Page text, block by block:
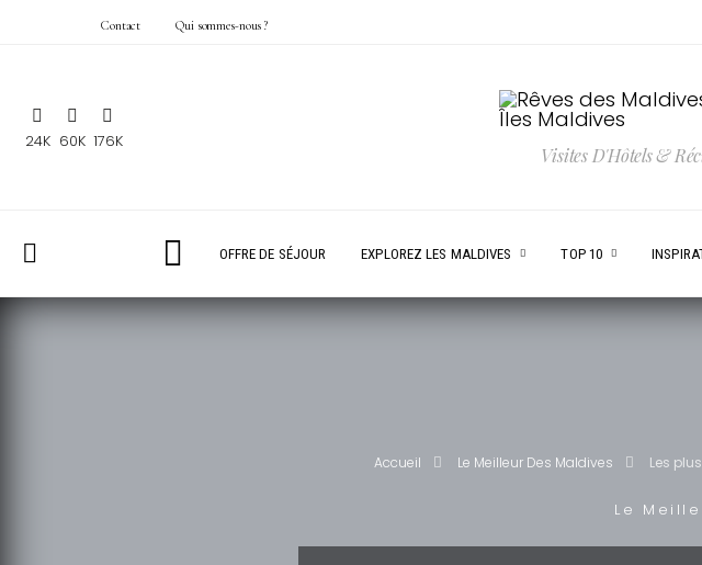
Contact Qui sommes-nous ?
24K 60K 176K
Visites D'Hôtels &
OFFRE DE SÉJOUR EXPLOREZ LES MALDIVES TOP 10
Accueil Le Meilleur Des Maldives Les
Le